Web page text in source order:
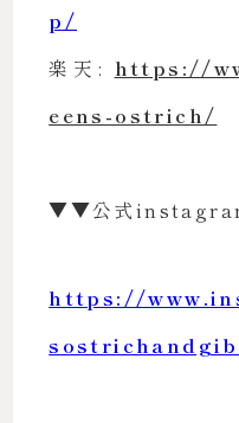
p/
楽天: https://
eens-ostrich/
▼▼公式
https://